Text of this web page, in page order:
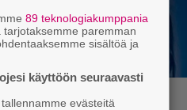
-tapahtuma
89 teknologiakumppania
paremman
sisältöä ja
käyttöön seuraavasti
evästeitä